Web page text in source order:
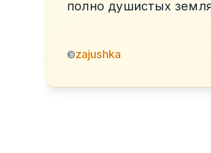
полно душистых
©zajushka